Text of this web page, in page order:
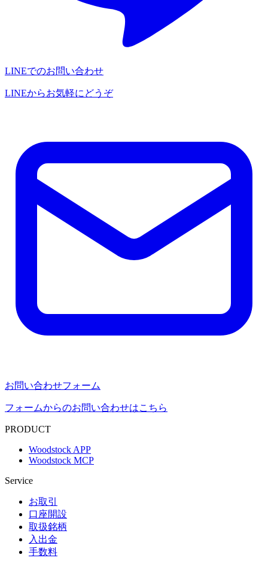
LINEでのお問い合わせ
LINEからお気軽にどうぞ
お問い合わせフォーム
フォームからのお問い合わせはこちら
PRODUCT
Woodstock APP
Woodstock MCP
Service
お取引
口座開設
取扱銘柄
入出金
手数料